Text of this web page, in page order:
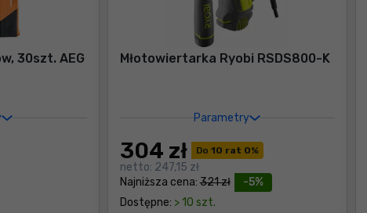
30szt. AEG
Młotowiertarka Ryobi RSDS800-K
Parametry
Do 10 rat 0%
-5%
Najniższa cena: 321 zł
304 zł
netto: 247,15 zł
Dostępne: > 10 szt.